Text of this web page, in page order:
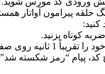
کوتاه بزنید.
صفحه نگه دارید.